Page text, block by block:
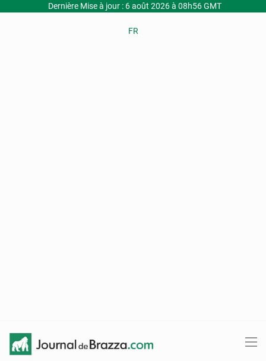
Dernière Mise à jour : 6 août 2026 à 08h56 GMT
FR